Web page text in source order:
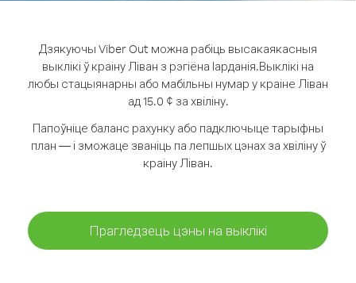
Дзякуючы Viber Out можна рабіць высакаякасныя
выклікі ў краіну Ліван з рэгіёна Іарданія.Выклікі на
любы стацыянарны або мабільны нумар у краіне Ліван
ад 15.0 ¢ за хвіліну.
Папоўніце баланс рахунку або падключыце тарыфны
план — і зможаце званіць па лепшых цэнах за хвіліну ў
краіну Ліван.
Прагледзець цэны на выклікі